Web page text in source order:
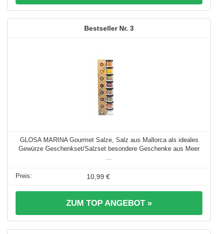
3
GLOSA MARINA Gourmet Salze, Salz aus Mallorca als ideales
Gewürze Geschenkset/Salzset besondere Geschenke aus Meer
10,99 €
ZUM TOP ANGEBOT »